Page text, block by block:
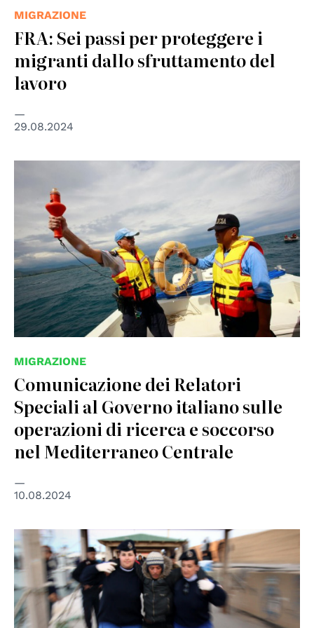
MIGRAZIONE
FRA: Sei passi per proteggere i
migranti dallo sfruttamento del
lavoro
29.08.2024
© UN Photo/Martine Perret
MIGRAZIONE
Comunicazione dei Relatori
Speciali al Governo italiano sulle
operazioni di ricerca e soccorso
nel Mediterraneo Centrale
10.08.2024